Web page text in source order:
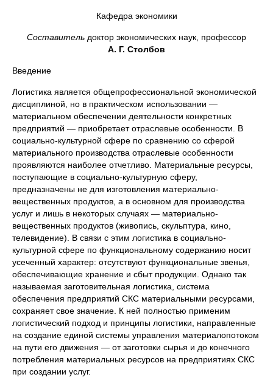
Кафедра экономики
Составитель доктор экономических наук, профессор
А. Г. Столбов
Введение
Логистика является общепрофессиональной экономической
дисциплиной, но в практическом использовании —
материальном обеспечении деятельности конкретных
предприятий — приобретает отраслевые особенности. В
социально-культурной сфере по сравнению со сферой
материального производства отраслевые особенности
проявляются наиболее отчетливо. Материальные ресурсы,
поступающие в социально-культурную сферу,
предназначены не для изготовления материально-
вещественных продуктов, а в основном для производства
услуг и лишь в некоторых случаях — материально-
вещественных продуктов (живопись, скульптура, кино,
телевидение). В связи с этим логистика в социально-
культурной сфере по функциональному содержанию носит
усеченный характер: отсутствуют функциональные звенья,
обеспечивающие хранение и сбыт продукции. Однако так
называемая заготовительная логистика, система
обеспечения предприятий СКС материальными ресурсами,
сохраняет свое значение. К ней полностью применим
логистический подход и принципы логистики, направленные
на создание единой системы управления материалопотоком
на пути его движения — от заготовки сырья и до конечного
потребления материальных ресурсов на предприятиях СКС
при создании услуг.